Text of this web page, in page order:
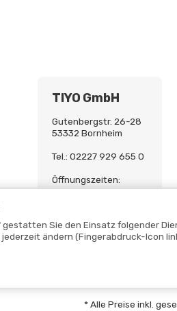
TIYO GmbH
Gutenbergstr. 26-28
53332 Bornheim
Tel.: 02227 929 655 0
Öffnungszeiten:
Mo-Fr. 09:00 - 17:00
*Alle Preise inkl.
Sie den Einsatz folgender
jederzeit ändern (Fingerabdruck-Icon